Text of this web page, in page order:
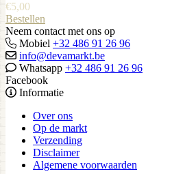
€5,00
Bestellen
Neem contact met ons op
Mobiel +32 486 91 26 96
info@devamarkt.be
Whatsapp +32 486 91 26 96
Facebook
Informatie
Over ons
Op de markt
Verzending
Disclaimer
Algemene voorwaarden